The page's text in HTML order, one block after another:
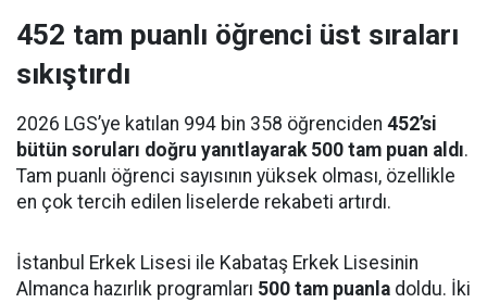
452 tam puanlı öğrenci üst sıraları
sıkıştırdı
2026 LGS’ye katılan 994 bin 358 öğrenciden 452’si
bütün soruları doğru yanıtlayarak 500 tam puan aldı.
Tam puanlı öğrenci sayısının yüksek olması, özellikle
en çok tercih edilen liselerde rekabeti artırdı.
İstanbul Erkek Lisesi ile Kabataş Erkek Lisesinin
Almanca hazırlık programları 500 tam puanla doldu. İki